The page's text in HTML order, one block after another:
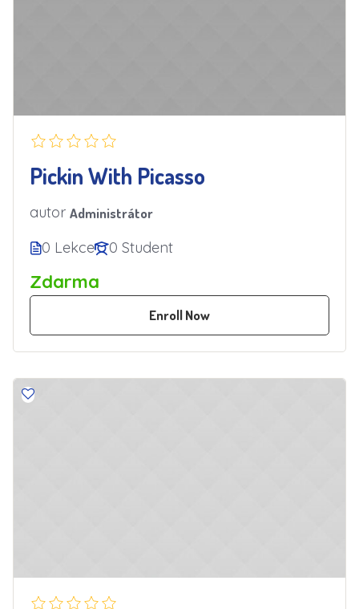
Pickin With Picasso
autor Administrátor
0 Lekce 0 Student
Zdarma
Enroll Now